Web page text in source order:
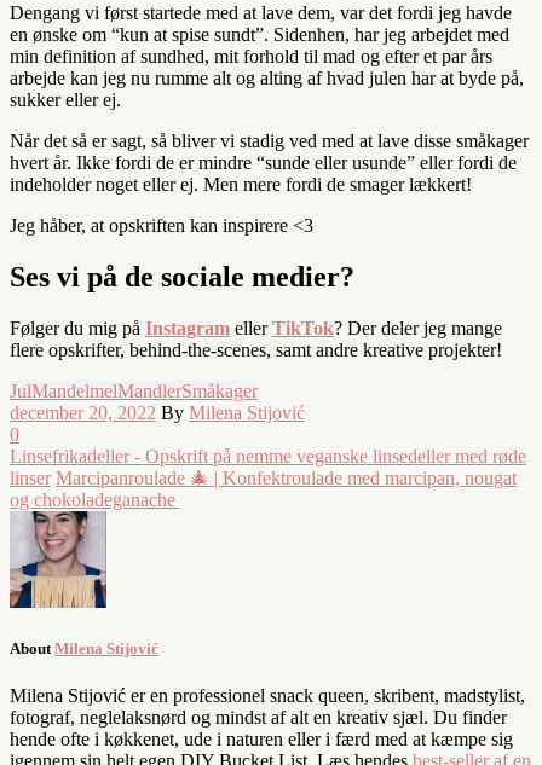
Dengang vi først startede med at lave dem, var det fordi jeg havde
en ønske om “kun at spise sundt”. Sidenhen, har jeg arbejdet med
min definition af sundhed, mit forhold til mad og efter et par års
arbejde kan jeg nu rumme alt og alting af hvad julen har at byde på,
sukker eller ej.
Når det så er sagt, så bliver vi stadig ved med at lave disse småkager
hvert år. Ikke fordi de er mindre “sunde eller usunde” eller fordi de
indeholder noget eller ej. Men mere fordi de smager lækkert!
Jeg håber, at opskriften kan inspirere <3
Ses vi på de sociale medier?
Følger du mig på Instagram ellerTikTok? Der deler jeg mange
flere opskrifter, behind-the-scenes, samt andre kreative projekter!
JulMandelmelMandlerSmåkager
december 20, 2022 By Milena Stijović
0
Linsefrikadeller - Opskrift på nemme veganske linsedeller med røde
linser Marcipanroulade 🎄 | Konfektroulade med marcipan, nougat
og chokoladeganache
About Milena Stijović
Milena Stijović er en professionel snack queen, skribent, madstylist,
fotograf, neglelaksnørd og mindst af alt en kreativ sjæl. Du finder
hende ofte i køkkenet, ude i naturen eller i færd med at kæmpe sig
igennem sin helt egen DIY Bucket List. Læs hendes best-seller af en